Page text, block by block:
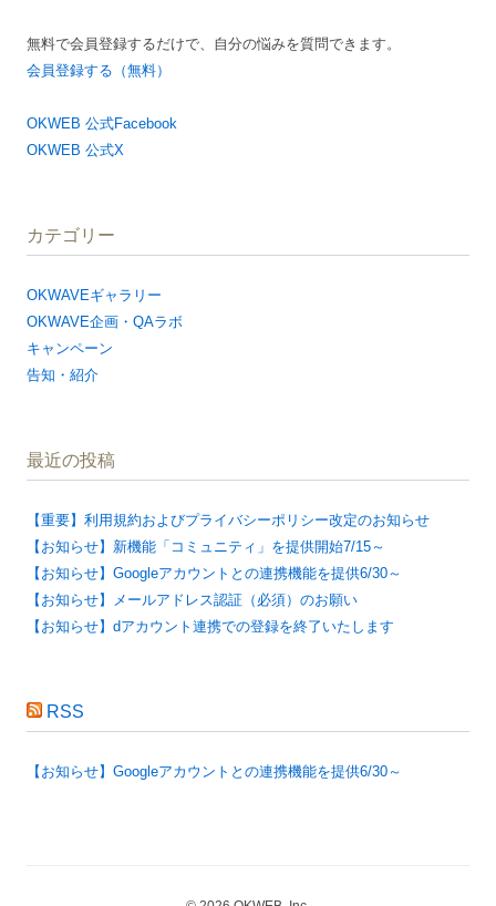
無料で会員登録するだけで、自分の悩みを質問できます。
会員登録する（無料）
OKWEB 公式Facebook
OKWEB 公式X
カテゴリー
OKWAVEギャラリー
OKWAVE企画・QAラボ
キャンペーン
告知・紹介
最近の投稿
【重要】利用規約およびプライバシーポリシー改定のお知らせ
【お知らせ】新機能「コミュニティ」を提供開始7/15～
【お知らせ】Googleアカウントとの連携機能を提供6/30～
【お知らせ】メールアドレス認証（必須）のお願い
【お知らせ】dアカウント連携での登録を終了いたします
RSS
【お知らせ】Googleアカウントとの連携機能を提供6/30～